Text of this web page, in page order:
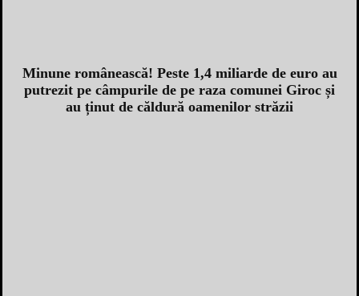
Minune românească! Peste 1,4 miliarde de euro au
putrezit pe câmpurile de pe raza comunei Giroc și
au ținut de căldură oamenilor străzii